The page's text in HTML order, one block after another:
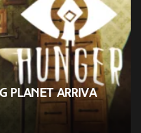
Planet arriva